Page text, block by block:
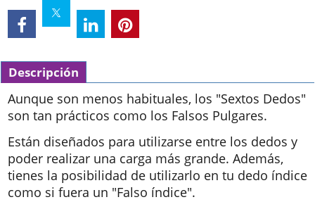
Descripción
Aunque son menos habituales, los "Sextos Dedos"
son tan prácticos como los Falsos Pulgares.
Están diseñados para utilizarse entre los dedos y
poder realizar una carga más grande. Además,
tienes la posibilidad de utilizarlo en tu dedo índice
como si fuera un "Falso índice".